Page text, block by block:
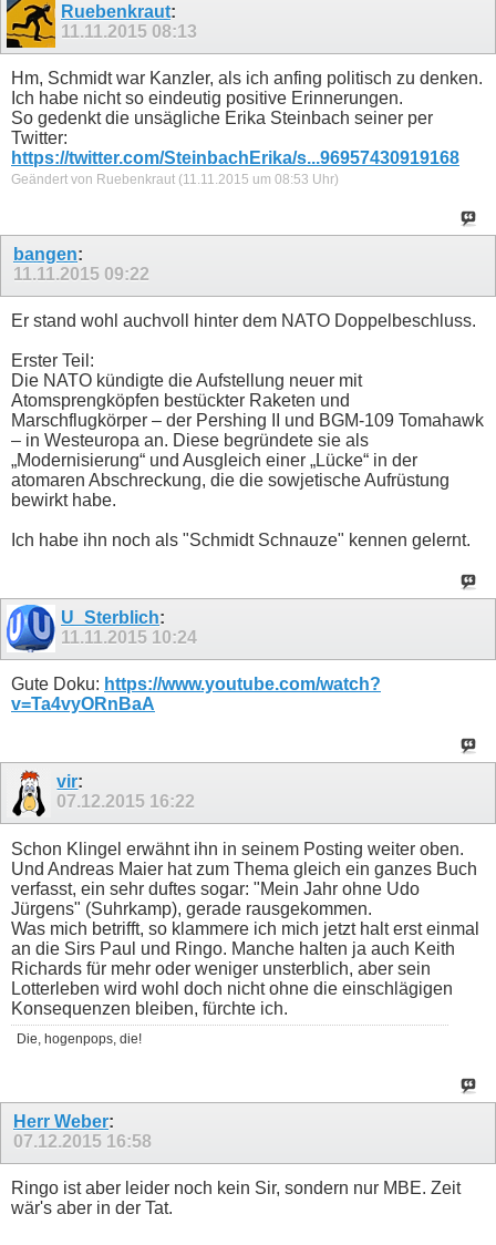
Ruebenkraut:
11.11.2015 08:13
Hm, Schmidt war Kanzler, als ich anfing politisch zu denken.
Ich habe nicht so eindeutig positive Erinnerungen.
So gedenkt die unsägliche Erika Steinbach seiner per
Twitter:
https://twitter.com/SteinbachErika/s...96957430919168
Geändert von Ruebenkraut (11.11.2015 um 08:53 Uhr)
bangen:
11.11.2015 09:22
Er stand wohl auchvoll hinter dem NATO Doppelbeschluss.
Erster Teil:
Die NATO kündigte die Aufstellung neuer mit
Atomsprengköpfen bestückter Raketen und
Marschflugkörper – der Pershing II und BGM-109 Tomahawk
– in Westeuropa an. Diese begründete sie als
„Modernisierung“ und Ausgleich einer „Lücke“ in der
atomaren Abschreckung, die die sowjetische Aufrüstung
bewirkt habe.
Ich habe ihn noch als "Schmidt Schnauze" kennen gelernt.
U_Sterblich:
11.11.2015 10:24
Gute Doku: https://www.youtube.com/watch?
v=Ta4vyORnBaA
vir:
07.12.2015 16:22
Schon Klingel erwähnt ihn in seinem Posting weiter oben.
Und Andreas Maier hat zum Thema gleich ein ganzes Buch
verfasst, ein sehr duftes sogar: "Mein Jahr ohne Udo
Jürgens" (Suhrkamp), gerade rausgekommen.
Was mich betrifft, so klammere ich mich jetzt halt erst einmal
an die Sirs Paul und Ringo. Manche halten ja auch Keith
Richards für mehr oder weniger unsterblich, aber sein
Lotterleben wird wohl doch nicht ohne die einschlägigen
Konsequenzen bleiben, fürchte ich.
Die, hogenpops, die!
Herr Weber:
07.12.2015 16:58
Ringo ist aber leider noch kein Sir, sondern nur MBE. Zeit
wär's aber in der Tat.